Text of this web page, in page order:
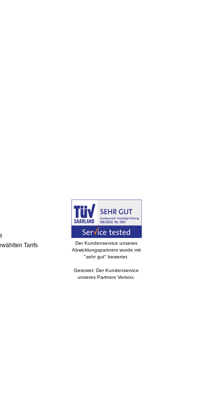
Tarifs
Der Kundenservice unseres
Abwicklungspartners wurde mit
"sehr gut" bewertet.
Getestet: Der Kundenservice
unseres Partners Verivox.